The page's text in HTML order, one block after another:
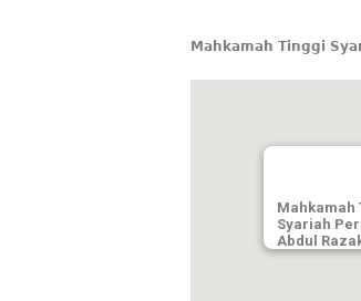
Mahkamah Tinggi
Mahkamah
Syariah
Abdul